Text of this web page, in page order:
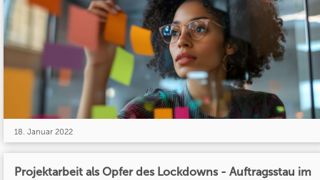
18. Januar 2022
Projektarbeit als Opfer des Lockdowns - Auftragsstau im